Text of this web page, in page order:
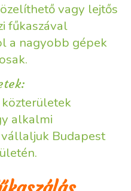
vagy lejtős
fűkaszával
a nagyobb gépek
alkalmi
Budapest